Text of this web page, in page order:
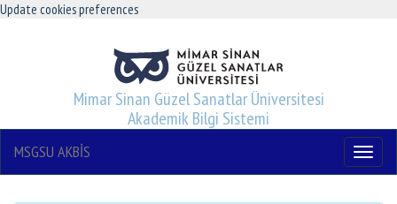
Update cookies preferences
Mimar Sinan Güzel Sanatlar Üniversitesi
Akademik Bilgi Sistemi
Menu
MSGSU AKBİS